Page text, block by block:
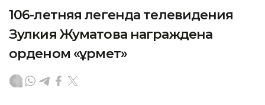
106-летняя легенда телевидения
Зулкия Жуматова награждена
орденом «Құрмет»